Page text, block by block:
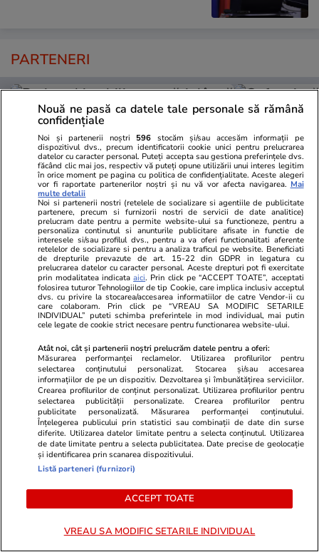
PARTENERI
ZiaruldeIasi.ro
Proiectul imobiliar pregătit lângă
Lidl Moara de Foc este scos la
vânzare. Dezvoltatorul este
asociat în piață cu un alt proiect
de anvergură
Fanatik.ro
Gafa uriașă
Argeș –
grosolan!”.
Balaj
ULTIMELE ȘTIRI
Știri Externe 24 iul.
O femeie a murit după ce a făcut chimioterapie
ani la rând pentru o tumoră care nu exista, în
Italia
Știri Externe
Nouă ne pasă ca datele tale personale să rămână
confidențiale
Noi și partenerii noștri 596 stocăm și/sau accesăm informații pe
dispozitivul dvs., precum identificatorii cookie unici pentru prelucrarea
datelor cu caracter personal. Puteți accepta sau gestiona preferințele dvs.
făcând clic mai jos, respectiv vă puteți opune utilizării unui interes legitim
în orice moment pe pagina cu politica de confidențialitate. Aceste alegeri
vor fi raportate partenerilor noștri și nu vă vor afecta navigarea. Mai
multe detalii
Noi si partenerii nostri (retelele de socializare si agentiile de publicitate
partenere, precum si furnizorii nostri de servicii de date analitice)
prelucram date pentru a permite website-ului sa functioneze, pentru a
personaliza continutul si anunturile publicitare afisate in functie de
interesele si/sau profilul dvs., pentru a va oferi functionalitati aferente
retelelor de socializare si pentru a analiza traficul pe website. Beneficiati
de drepturile prevazute de art. 15-22 din GDPR in legatura cu
prelucrarea datelor cu caracter personal. Aceste drepturi pot fi exercitate
prin modalitatea indicataaici. Prin click pe “ACCEPT TOATE”, acceptati
folosirea tuturor Tehnologiilor de tip Cookie, care implica inclusiv acceptul
dvs. cu privire la stocarea/accesarea informatiilor de catre Vendor-ii cu
care colaboram. Prin click pe “VREAU SA MODIFIC SETARILE
INDIVIDUAL” puteti schimba preferintele in mod individual, mai putin
cele legate de cookie strict necesare pentru functionarea website-ului.
Atât noi, cât și partenerii noștri prelucrăm datele pentru a oferi:
Măsurarea performanței reclamelor. Utilizarea profilurilor pentru
selectarea conținutului personalizat. Stocarea și/sau accesarea
informațiilor de pe un dispozitiv. Dezvoltarea și îmbunătățirea serviciilor.
Crearea profilurilor de conținut personalizat. Utilizarea profilurilor pentru
selectarea publicității personalizate. Crearea profilurilor pentru
publicitate personalizată. Măsurarea performanței conținutului.
Înțelegerea publicului prin statistici sau combinații de date din surse
diferite. Utilizarea datelor limitate pentru a selecta conținutul. Utilizarea
de date limitate pentru a selecta publicitatea. Date precise de geolocație
și identificarea prin scanarea dispozitivului.
Listă parteneri (furnizori)
ACCEPT TOATE
VREAU SA MODIFIC SETARILE INDIVIDUAL